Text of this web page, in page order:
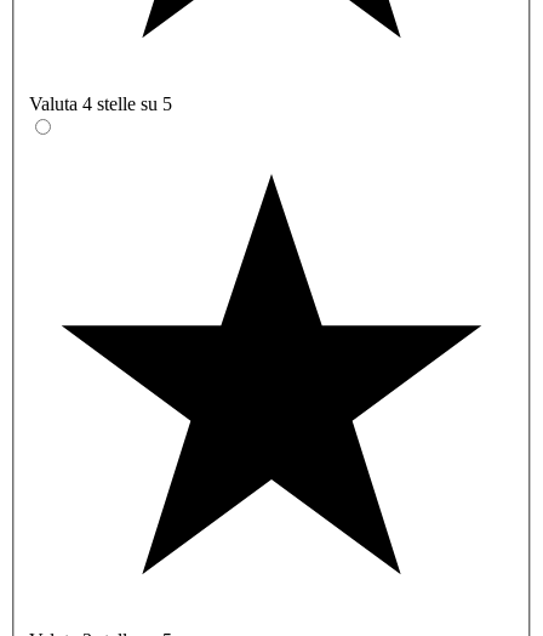
Valuta 4 stelle su 5